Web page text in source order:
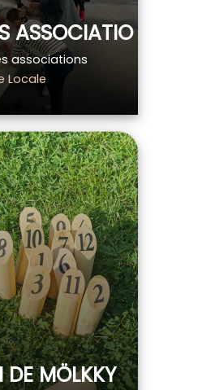
ASSOCIATIO
associations
Locale
DE MÖLKKY